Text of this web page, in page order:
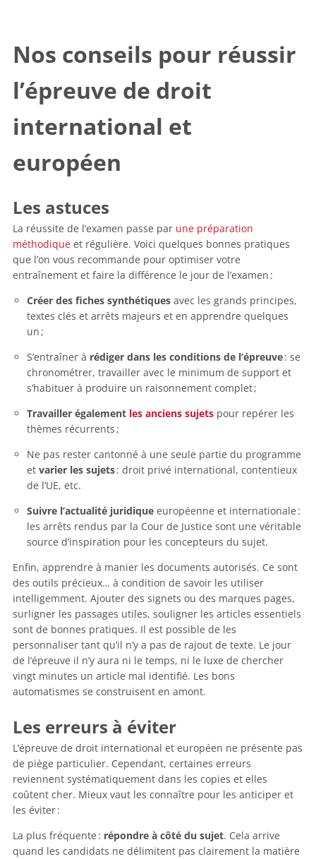
Nos conseils pour réussir
l’épreuve de droit
international et
européen
Les astuces
La réussite de l’examen passe par une préparation
méthodiqueet régulière. Voici quelques bonnes pratiques
que l’on vous recommande pour optimiser votre
entraînement et faire la différence le jour de l’examen :
Créer des fiches synthétiquesavec les grands principes,
textes clés et arrêts majeurs et en apprendre quelques
un ;
S’entraîner à rédiger dans les conditions de l’épreuve: se
chronométrer, travailler avec le minimum de support et
s’habituer à produire un raisonnement complet ;
Travailler également les anciens sujetspour repérer les
thèmes récurrents ;
Ne pas rester cantonné à une seule partie du programme
et varier les sujets: droit privé international, contentieux
de l’UE, etc.
Suivre l’actualité juridiqueeuropéenne et internationale :
les arrêts rendus par la Cour de Justice sont une véritable
source d’inspiration pour les concepteurs du sujet.
Enfin, apprendre à manier les documents autorisés. Ce sont
des outils précieux… à condition de savoir les utiliser
intelligemment. Ajouter des signets ou des marques pages,
surligner les passages utiles, souligner les articles essentiels
sont de bonnes pratiques. Il est possible de les
personnaliser tant qu’il n’y a pas de rajout de texte. Le jour
de l’épreuve il n’y aura ni le temps, ni le luxe de chercher
vingt minutes un article mal identifié. Les bons
automatismes se construisent en amont.
Les erreurs à éviter
L’épreuve de droit international et européen ne présente pas
de piège particulier. Cependant, certaines erreurs
reviennent systématiquement dans les copies et elles
coûtent cher. Mieux vaut les connaître pour les anticiper et
les éviter :
La plus fréquente : répondre à côté du sujet. Cela arrive
quand les candidats ne délimitent pas clairement la matière